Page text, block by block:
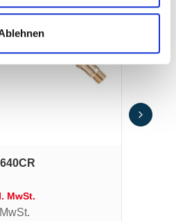
MwSt.